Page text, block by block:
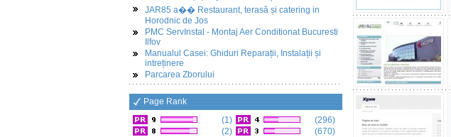
JAR85 a�� Restaurant, terasă și catering in
Horodnic de Jos
PMC ServInstal - Montaj Aer Conditionat Bucuresti
Ilfov
Manualul Casei: Ghiduri Reparații, Instalații și
intreținere
Parcarea Zborului
Page Rank
(1)
(2)
(296)
(670)